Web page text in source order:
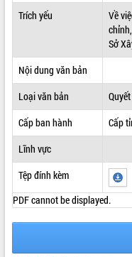
HỆ THỐNG VĂN BẢN
ĐIỂM TIN VĂN BẢN
QUY HOẠCH - KẾ HOẠCH
Trích yếu
Về
Sở
Nội dung văn bản
Loại văn bản
Cấp ban hành
Cấp
Lĩnh vực
Tệp đính kèm
PDF cannot be displayed.